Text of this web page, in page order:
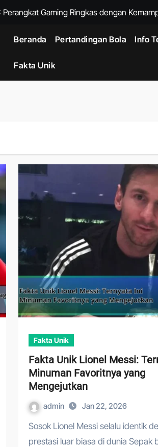
Gaming Ringkas dengan
Belakang Sebelum Menantang Singapura
Miliar, Final Diprediksi Pecahkan Rekor
Fotografi Udara dengan Teknologi
Beranda Pertandingan Bola Info
Fakta Unik
Fakta Unik
Fakta Unik Lionel Messi:
Minuman Favoritnya yang
Mengejutkan
admin Jan 22, 2026
Sosok Lionel Messi selalu identik dengan
prestasi luar biasa di dunia Sepak